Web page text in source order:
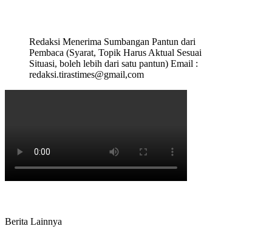
Redaksi Menerima Sumbangan Pantun dari
Pembaca (Syarat, Topik Harus Aktual Sesuai
Situasi, boleh lebih dari satu pantun) Email :
redaksi.tirastimes@gmail,com
Berita Lainnya